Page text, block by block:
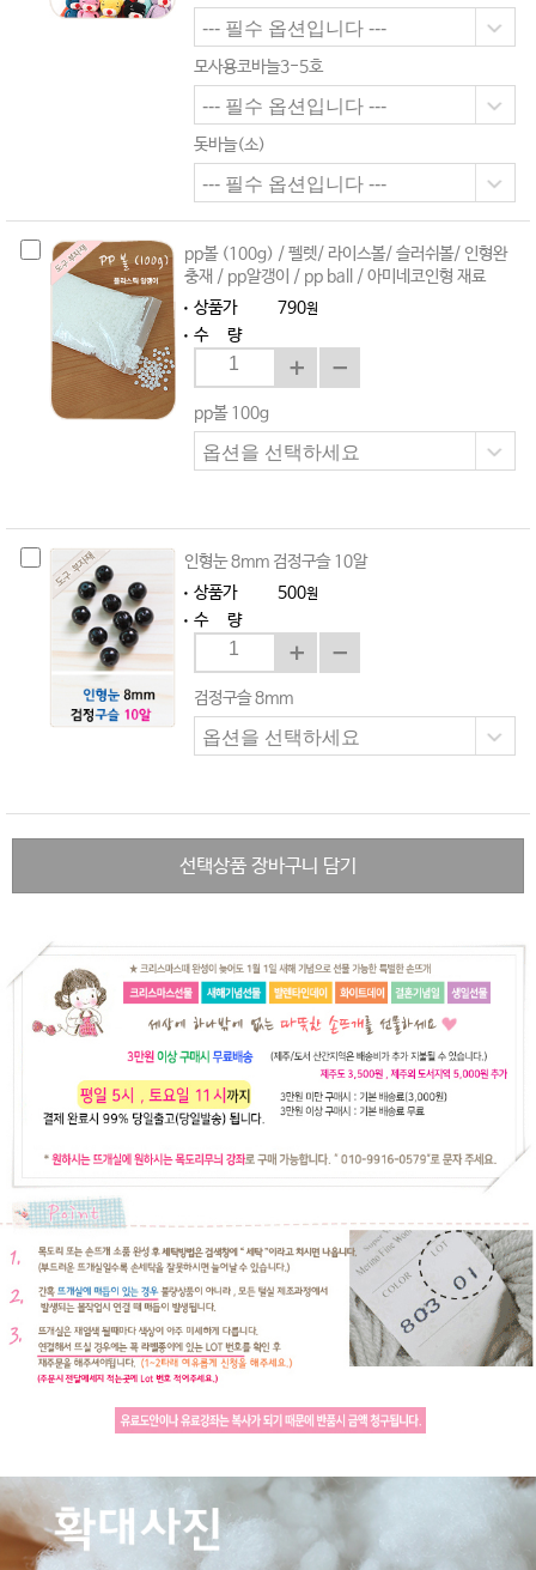
모사용코바늘3-5호
돗바늘(소)
pp볼 (100g) / 펠렛/ 라이스볼/ 슬러쉬볼/ 인형완
충재 / pp알갱이 / pp ball / 아미네코인형 재료
상품가
790원
수 량
pp볼 100g
인형눈 8mm 검정구슬 10알
상품가
500원
수 량
검정구슬 8mm
선택상품 장바구니 담기